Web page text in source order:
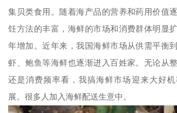
集贝类食用。随着海产品的营养和药用价值
饪方法的丰富，海鲜的市场和消费群体明显
年增加。近年来，我国海鲜市场从供需平衡
虾、鲍鱼等海鲜也逐渐进入百姓家。无论从
还是消费频率看，我搞海鲜市场迎来大好
展。很多人加入海鲜配送生意中。